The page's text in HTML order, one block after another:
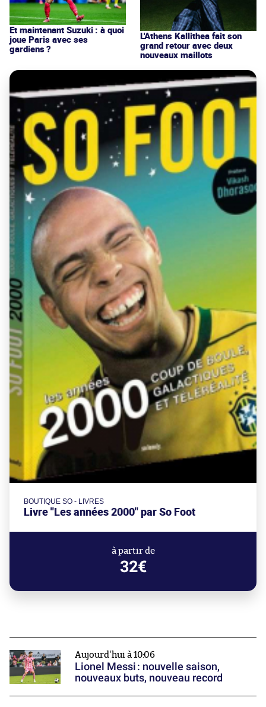
Et maintenant Suzuki : à quoi
joue Paris avec ses
gardiens ?
L'Athens Kallithea fait son
grand retour avec deux
nouveaux maillots
BOUTIQUE SO - LIVRES
Livre "Les années 2000" par So Foot
à partir de
32€
Aujourd'hui à 10:06
Lionel Messi : nouvelle saison,
nouveaux buts, nouveau record